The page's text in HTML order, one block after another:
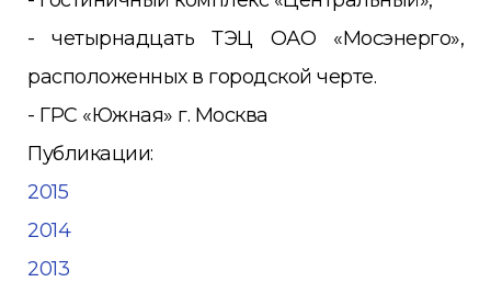
- четырнадцать ТЭЦ ОАО «Мосэнерго»,
расположенных в городской черте.
- ГРС «Южная» г. Москва
Публикации:
2015
2014
2013